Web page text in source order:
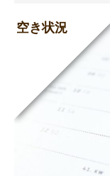
空き状況